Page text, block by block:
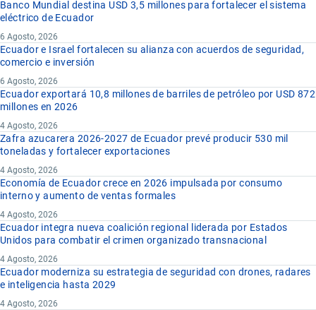
Banco Mundial destina USD 3,5 millones para fortalecer el sistema
eléctrico de Ecuador
6 Agosto, 2026
Ecuador e Israel fortalecen su alianza con acuerdos de seguridad,
comercio e inversión
6 Agosto, 2026
Ecuador exportará 10,8 millones de barriles de petróleo por USD 872
millones en 2026
4 Agosto, 2026
Zafra azucarera 2026-2027 de Ecuador prevé producir 530 mil
toneladas y fortalecer exportaciones
4 Agosto, 2026
Economía de Ecuador crece en 2026 impulsada por consumo
interno y aumento de ventas formales
4 Agosto, 2026
Ecuador integra nueva coalición regional liderada por Estados
Unidos para combatir el crimen organizado transnacional
4 Agosto, 2026
Ecuador moderniza su estrategia de seguridad con drones, radares
e inteligencia hasta 2029
4 Agosto, 2026